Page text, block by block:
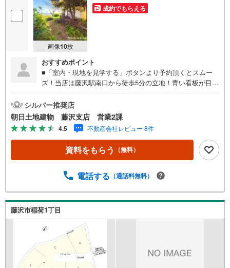
画像10枚
成約でもらえる
おすすめポイント
■「室内・現地を見学する」ボタンより予約頂くとスムー
ズ！当店は藤沢駅南口から徒歩5分の立地！青い看板が目印
ナーなど、お子様にも退屈せずにお過ごし頂けます。■ テ
レワークで作業効率のUP化オウチ時間で人生を豊かにする
ためにONとOFFを切り替えて、家族との時間も増えて幸せ
マイホームを！■ 住宅ローンのご相談承ります。■住まい選
びはフィーリングも大切です。現地の空気や雰囲気を感じ
てみましょう。営業スタッフまでお問合せくださいませ。■
ですが住まい選びはフィーリングも大切です。現地の空気
ですお客様のこだわりを聞かせてください！■ ご来店時に
はお車の無料提携駐車場ございます。詳しくは営業スタッ
フまでお問合せくださいませ！■周辺の教育施設やスーパ
ー、ドラックストア等の情報、災害情報等がわかる「物件
レポート」お渡します■他の物件と併せてご案内もOK-ご自
宅や指定場所から無料送迎もOK-当日見学もOKです!!
シルバー推奨店
朝日土地建物 藤沢支店 営業2課
4.5 不動産会社レビュー 8件
資料をもらう （無料）
電話する （通話料無料）
藤沢市稲荷1丁目